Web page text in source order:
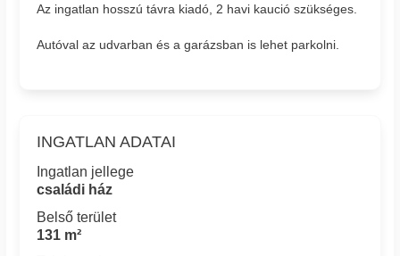
Az ingatlan hosszú távra kiadó, 2 havi kaució szükséges.
Autóval az udvarban és a garázsban is lehet parkolni.
INGATLAN ADATAI
Ingatlan jellege
családi ház
Belső terület
131 m²